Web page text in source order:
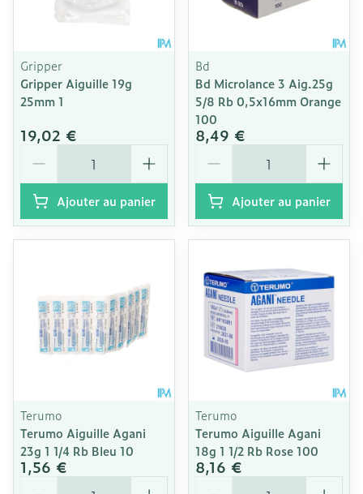
Gripper
Gripper Aiguille 19g
25mm 1
19,02 €
Ajouter au panier
Bd
Bd Microlance 3 Aig.25g
5/8 Rb 0,5x16mm Orange
100
8,49 €
Ajouter au panier
Terumo
Terumo Aiguille Agani
23g 1 1/4 Rb Bleu 10
1,56 €
Terumo
Terumo Aiguille Agani
18g 1 1/2 Rb Rose 100
8,16 €